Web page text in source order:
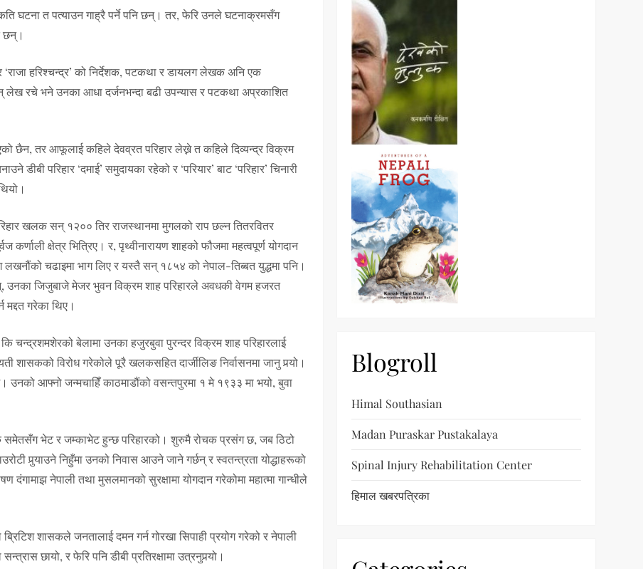
घटना त पत्याउन गाह्रै पर्ने पनि छन्। तर, फेरि उनले घटनाक्रमसँग
छन्।
‘राजा हरिश्चन्द्र’ को निर्देशक, पटकथा र डायलग लेखक अनि एक
रचे भने उनका आधा दर्जनभन्दा बढी उपन्यास र पटकथा अप्रकाशित
छैन, तर आफूलाई कहिले देवव्रत परिहार लेख्ने त कहिले दिव्यन्द्र विक्रम
डीबी परिहार ‘दमाई’ समुदायका रहेको र ‘परियार’ बाट ‘परिहार’ चिनारी
खलक सन् १२०० तिर राजस्थानमा मुगलको राप छल्न तितरवितर
कर्णाली क्षेत्र भित्रिए। र, पृथ्वीनारायण शाहको फौजमा महत्वपूर्ण योगदान
लखनौंको चढाइमा भाग लिए र यस्तै सन् १८५४ को नेपाल-तिब्बत युद्धमा पनि।
उनका जिजुबाजे मेजर भुवन विक्रम शाह परिहारले अवधकी वेगम हजरत
मद्दत गरेका थिए।
चन्द्रशमशेरको बेलामा उनका हजुरबुवा पुरन्दर विक्रम शाह परिहारलाई
शासकको विरोध गरेकोले पूरै खलकसहित दार्जीलिङ निर्वासनमा जानु पर्‍यो।
उनको आफ्नो जन्मचाहिँ काठमाडौंको वसन्तपुरमा १ मे १९३३ मा भयो, बुवा
समेतसँग भेट र जम्काभेट हुन्छ परिहारको। शुरुमै रोचक प्रसंग छ, जब ठिटो
पुर्‍याउने निहुँमा उनको निवास आउने जाने गर्छन् र स्वतन्त्रता योद्धाहरूको
नेपाली तथा मुसलमानको सुरक्षामा योगदान गरेकोमा महात्मा गान्धीले
शासकले जनतालाई दमन गर्न गोरखा सिपाही प्रयोग गरेको र नेपाली
छायो, र फेरि पनि डीबी प्रतिरक्षामा उत्रनुपर्‍यो।
Blogroll
Himal Southasian
Madan Puraskar Pustakalaya
Spinal Injury Rehabilitation Center
हिमाल खबरपत्रिका